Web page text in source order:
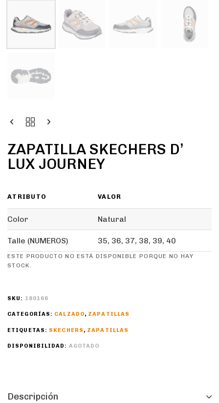
ZAPATILLA SKECHERS D’
LUX JOURNEY
ATRIBUTO VALOR
Color Natural
Talle (NUMEROS) 35, 36, 37, 38, 39, 40
ESTE PRODUCTO NO ESTÁ DISPONIBLE PORQUE NO HAY
STOCK.
SKU: 180166
CATEGORÍAS: CALZADO, ZAPATILLAS
ETIQUETAS: SKECHERS , ZAPATILLAS
DISPONIBILIDAD: AGOTADO
Descripción